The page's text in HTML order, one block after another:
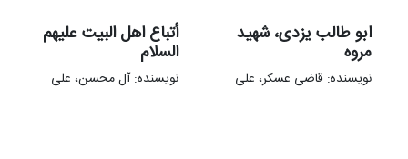
ابو طالب یزدی، شهید
مروه
نویسنده: قاضی عسکر، علی
أتباع اهل البیت علیهم
السلام
نویسنده: آل محسن، علی